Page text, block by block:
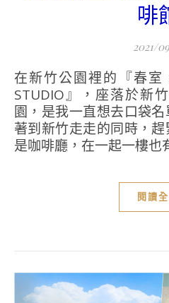
啡
2021/
在新竹公園裡的『春室 SPRING POOL GLASS
STUDIO』，座落於新
園，是我一直想去口袋
著到新竹走走的同時，
是咖啡廳，在一起一樓也
閱讀